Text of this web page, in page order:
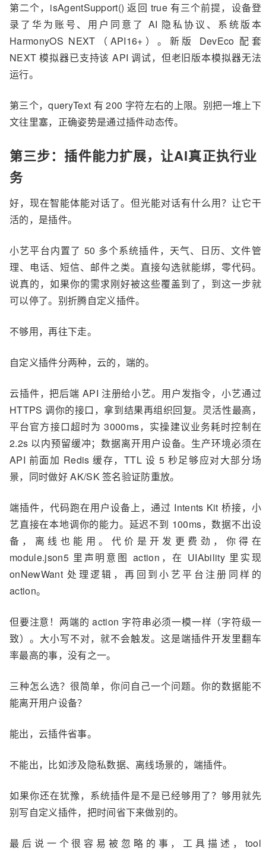
title: 'AI 运维助手',
queryText: '帮我查一下服务器当前状态'
}
})
Text('AI 助手暂不可用，请检查网络和华为账号登录状
}
}
第二个，isAgentSupport() 返回 true 有三个前提，设备登
录了华为账号、用户同意了 AI 隐私协议、系统版本
HarmonyOS NEXT（API16+）。新版 DevEco 配套
NEXT 模拟器已支持该 API 调试，但老旧版本模拟器无法
运行。
第三个，queryText 有 200 字符左右的上限。别把一堆上下
文往里塞，正确姿势是通过插件动态传。
第三步：插件能力扩展，让AI真正执行业
务
好，现在智能体能对话了。但光能对话有什么用？让它干
活的，是插件。
小艺平台内置了 50 多个系统插件，天气、日历、文件管
理、电话、短信、邮件之类。直接勾选就能绑，零代码。
说真的，如果你的需求刚好被这些覆盖到了，到这一步就
可以停了。别折腾自定义插件。
不够用，再往下走。
自定义插件分两种，云的，端的。
云插件，把后端 API 注册给小艺。用户发指令，小艺通过
HTTPS 调你的接口，拿到结果再组织回复。灵活性最高，
平台官方接口超时为 3000ms，实操建议业务耗时控制在
2.2s 以内预留缓冲；数据离开用户设备。生产环境必须在
API 前面加 Redis 缓存，TTL 设 5 秒足够应对大部分场
景，同时做好 AK/SK 签名验证防重放。
端插件，代码跑在用户设备上，通过 Intents Kit 桥接，小
艺直接在本地调你的能力。延迟不到 100ms，数据不出设
备，离线也能用。代价是开发更费劲，你得在
module.json5 里声明意图 action，在 UIAbility 里实现
onNewWant 处理逻辑，再回到小艺平台注册同样的
action。
但要注意！两端的 action 字符串必须一模一样（字符级一
致）。大小写不对，就不会触发。这是端插件开发里翻车
率最高的事，没有之一。
三种怎么选？很简单，你问自己一个问题。你的数据能不
能离开用户设备？
能出，云插件省事。
不能出，比如涉及隐私数据、离线场景的，端插件。
如果你还在犹豫，系统插件是不是已经够用了？够用就先
别写自定义插件，把时间省下来做别的。
最后说一个很容易被忽略的事，工具描述，tool